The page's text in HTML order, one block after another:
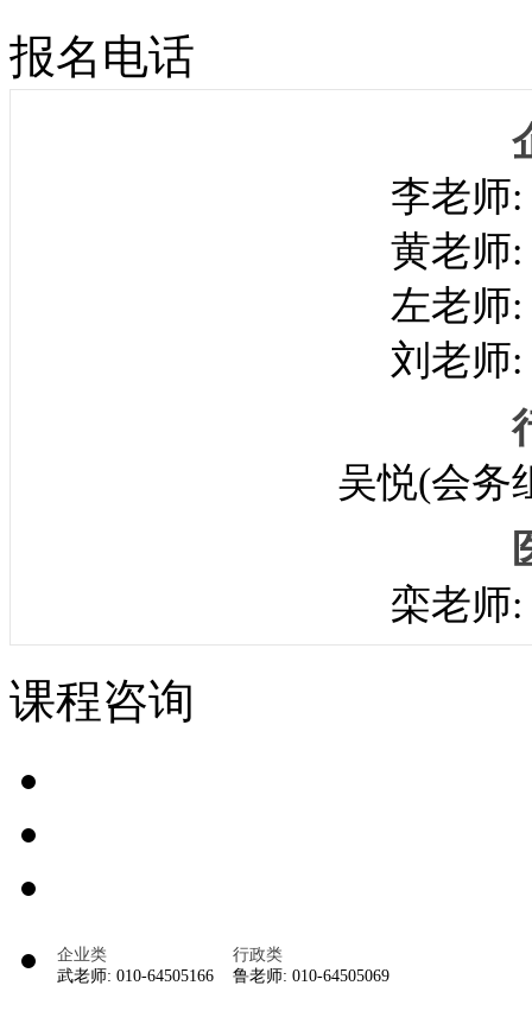
报名电话
李老师:
黄老师:
左老师:
刘老师:
吴悦(会务
栾老师:
课程咨询
企业类
武老师: 010-64505166
行政类
鲁老师: 010-64505069